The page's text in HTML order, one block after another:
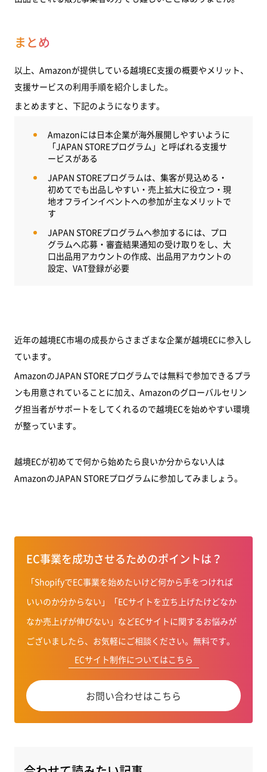
まとめ
以上、Amazonが提供している越境EC支援の概要やメリット、
支援サービスの利用手順を紹介しました。
まとめますと、下記のようになります。
Amazonには日本企業が海外展開しやすいように
「JAPAN STOREプログラム」と呼ばれる支援サ
ービスがある
JAPAN STOREプログラムは、集客が見込める・
初めてでも出品しやすい・売上拡大に役立つ・現
地オフラインイベントへの参加が主なメリットで
す
JAPAN STOREプログラムへ参加するには、プロ
グラムへ応募・審査結果通知の受け取りをし、大
口出品用アカウントの作成、出品用アカウントの
設定、VAT登録が必要
近年の越境EC市場の成長からさまざまな企業が越境ECに参入し
ています。
AmazonのJAPAN STOREプログラムでは無料で参加できるプラ
ンも用意されていることに加え、Amazonのグローバルセリン
グ担当者がサポートをしてくれるので越境ECを始めやすい環境
が整っています。
越境ECが初めてで何から始めたら良いか分からない人は
AmazonのJAPAN STOREプログラムに参加してみましょう。
EC事業を成功させるためのポイントは？
「ShopifyでEC事業を始めたいけど何から手をつければ
いいのか分からない」「ECサイトを立ち上げたけどなか
なか売上げが伸びない」などECサイトに関するお悩みが
ございましたら、お気軽にご相談ください。無料です。
ECサイト制作についてはこちら
お問い合わせはこちら